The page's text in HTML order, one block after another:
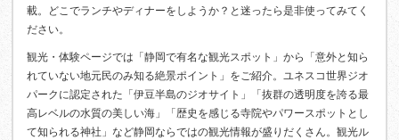
載。どこでランチやディナーをしようか？と迷ったら是非使ってみてく
ださい。
観光・体験ページでは「静岡で有名な観光スポット」から「意外と知ら
れていない地元民のみ知る絶景ポイント」をご紹介。ユネスコ世界ジオ
パークに認定された「伊豆半島のジオサイト」「抜群の透明度を誇る最
高レベルの水質の美しい海」「歴史を感じる寺院やパワースポットとし
て知られる神社」など静岡ならではの観光情報が盛りだくさん。観光ル